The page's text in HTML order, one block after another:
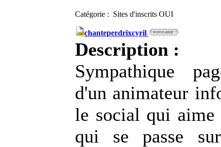
Catégorie : Sites d'inscrits OUI
chanteperdrixcyril
Description :
Sympathique
d'un animateur
le social qui aime
qui se passe